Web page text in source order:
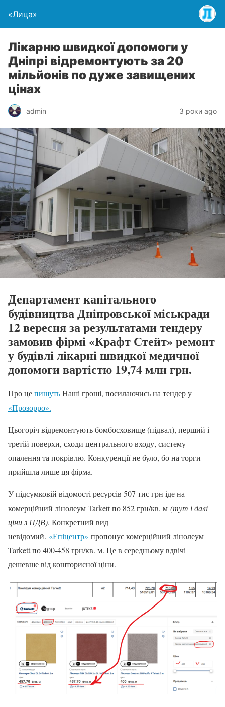
«Лица»
Лікарню швидкої допомоги у
Дніпрі відремонтують за 20
мільйонів по дуже завищених
цінах
admin 3 роки ago
Департамент капітального
будівництва Дніпровської міськради
12 вересня за результатами тендеру
замовив фірмі «Крафт Стейт» ремонт
у будівлі лікарні швидкої медичної
допомоги вартістю 19,74 млн грн.
Про цепишутьНаші гроші, посилаючись на тендер у
«Прозорро».
Цьогоріч відремонтують бомбосховище (підвал), перший і
третій поверхи, сходи центрального входу, систему
опалення та покрівлю. Конкуренції не було, бо на торги
прийшла лише ця фірма.
У підсумковій відомості ресурсів 507 тис грн іде на
комерційний лінолеум Tarkett по 852 грн/кв. м (тут і далі
ціни з ПДВ). Конкретний вид
невідомий. «Епіцентр» пропонує комерційний лінолеум
Tarkett по 400-458 грн/кв. м. Це в середньому вдвічі
дешевше від кошторисної ціни.